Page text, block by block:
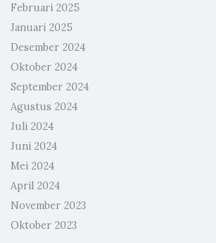
Februari 2025
Januari 2025
Desember 2024
Oktober 2024
September 2024
Agustus 2024
Juli 2024
Juni 2024
Mei 2024
April 2024
November 2023
Oktober 2023